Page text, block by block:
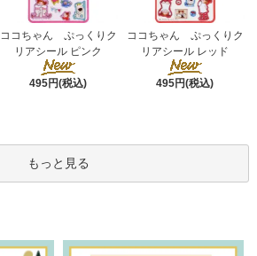
ココちゃん ぷっくりク
リアシール ピンク
495円(税込)
ココちゃん ぷっくりク
リアシール レッド
495円(税込)
もっと見る